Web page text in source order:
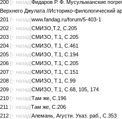
200 [↑ назад]Фидаров Р. Ф. Мусульманские
Верхнего Джулата //Историко-филологический
201 [↑ назад]www.fandag.ru/forum/5-403-1
202 [↑ назад]СМИЗО,Т.2, С.205
203 [↑ назад]СМИЗО, Т.1, С.205
204 [↑ назад]СМИЗО, Т.1, С.461
205 [↑ назад]СМИЗО, Т.1, С.194
206 [↑ назад]СМИЗО, Т.1, С.205
207 [↑ назад]СМИЗО, Т.1, С.151
208 [↑ назад]СМИЗО, Т.1, С.99
209 [↑ назад]СМИЗО, Т.1, С.68, 105, 174
210 [↑ назад]Там же, С.196
211 [↑ назад]Там же, С.206
212 [↑ назад]Алемань, Агусти. Указ. раб., С.353